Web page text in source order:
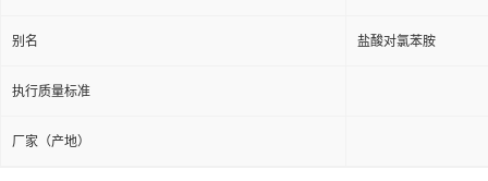
别名 盐酸对氯苯胺
执行质量标准
厂家（产地）